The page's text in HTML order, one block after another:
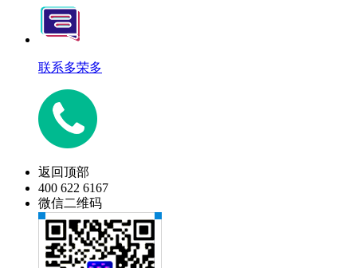
联系多荣多
返回顶部
400 622 6167
微信二维码